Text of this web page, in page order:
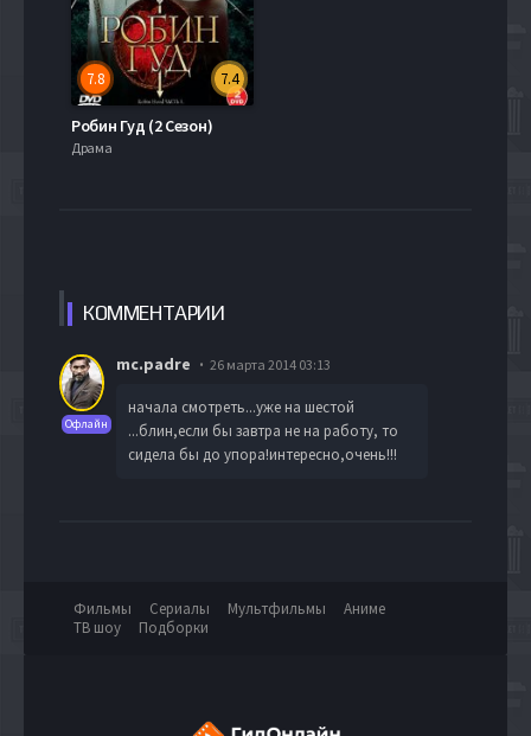
7.4
7.8
Робин Гуд (2 Сезон)
Драма
КОММЕНТАРИИ
Офлайн
mc.padre 26 марта 2014 03:13
начала смотреть...уже на шестой
...блин,если бы завтра не на работу, то
сидела бы до упора!интересно,очень!!!
Фильмы Сериалы Мультфильмы
Аниме
ТВ шоу
Подборки